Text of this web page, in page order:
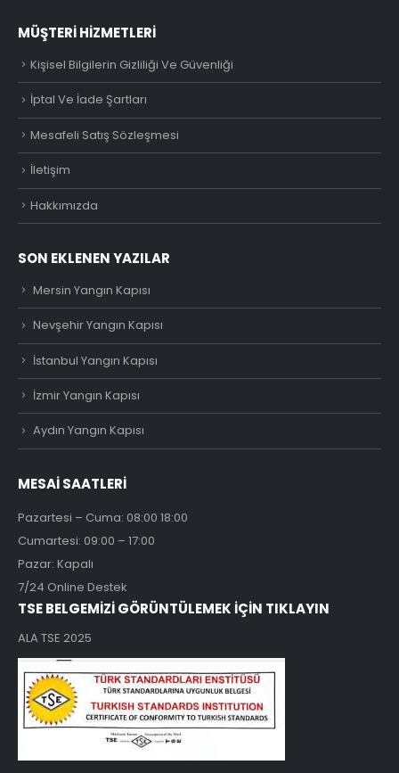
MÜŞTERI HIZMETLERI
Kişisel Bilgilerin Gizliliği Ve Güvenliği
İptal Ve İade Şartları
Mesafeli Satış Sözleşmesi
İletişim
Hakkımızda
SON EKLENEN YAZILAR
Mersin Yangın Kapısı
Nevşehir Yangın Kapısı
İstanbul Yangın Kapısı
İzmir Yangın Kapısı
Aydın Yangın Kapısı
MESAİ SAATLERİ
Pazartesi – Cuma: 08:00 18:00
Cumartesi: 09:00 – 17:00
Pazar: Kapalı
7/24 Online Destek
TSE BELGEMİZİ GÖRÜNTÜLEMEK İÇİN TIKLAYIN
ALA TSE 2025